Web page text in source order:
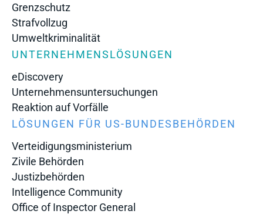
Grenzschutz
Strafvollzug
Umweltkriminalität
UNTERNEHMENSLÖSUNGEN
eDiscovery
Unternehmensuntersuchungen
Reaktion auf Vorfälle
LÖSUNGEN FÜR US-BUNDESBEHÖRDEN
Verteidigungsministerium
Zivile Behörden
Justizbehörden
Intelligence Community
Office of Inspector General